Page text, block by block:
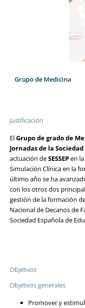
Grupo de Medicina
Justificación
ElGrupo de grado de
Jornadas de la Sociedad
actuación deSESSEPen
Simulación Clínica en la
último año se ha
con los otros dos
gestión de la formación
Nacional de Decanos de
Sociedad Española de
Objetivos
Objetivos generales
Promover y